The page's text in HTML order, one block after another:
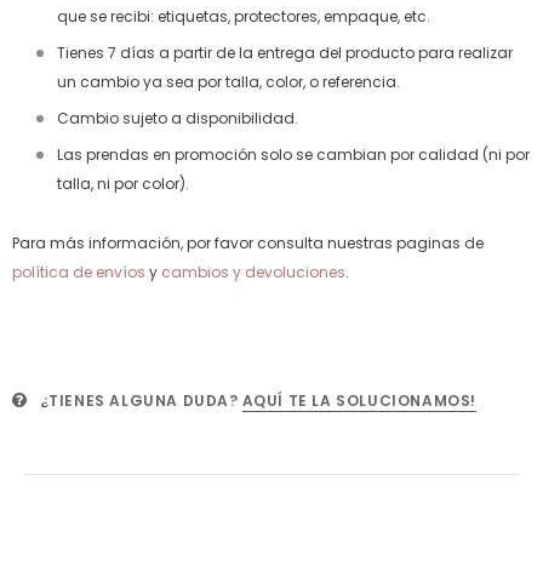
que se recibi: etiquetas, protectores, empaque, etc.
Tienes 7 días a partir de la entrega del producto para realizar
un cambio ya sea por talla, color, o referencia.
Cambio sujeto a disponibilidad.
Las prendas en promoción solo se cambian por calidad (ni por
talla, ni por color).
Para más información, por favor consulta nuestras paginas de
política de envíos y cambios y devoluciones.
¿TIENES ALGUNA DUDA? AQUÍ TE LA SOLUCIONAMOS!